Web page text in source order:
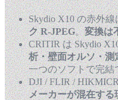
Skydio X10 の赤外
ク R-JPEG。変換は
CRITIR は Skydio
析・壁面オルソ・測
一つのソフトで完結
DJI / FLIR /
メーカーが混在する